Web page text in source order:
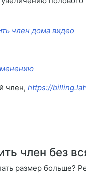
член дома видео
член, https://
член без
размер больше?